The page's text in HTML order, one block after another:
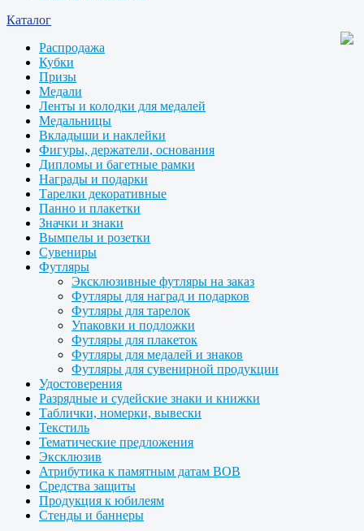
Каталог
Распродажа
Кубки
Призы
Медали
Ленты и колодки для медалей
Медальницы
Вкладыши и наклейки
Фигуры, держатели, основания
Дипломы и багетные рамки
Награды и подарки
Тарелки декоративные
Панно и плакетки
Значки и знаки
Вымпелы и розетки
Сувениры
Футляры
Эксклюзивные футляры на заказ
Футляры для наград и подарков
Футляры для тарелок
Упаковки и подложки
Футляры для плакеток
Футляры для медалей и знаков
Футляры для сувенирной продукции
Удостоверения
Разрядные и судейские знаки и книжки
Таблички, номерки, вывески
Текстиль
Тематические предложения
Эксклюзив
Атрибутика к памятным датам ВОВ
Средства защиты
Продукция к юбилеям
Стенды и баннеры